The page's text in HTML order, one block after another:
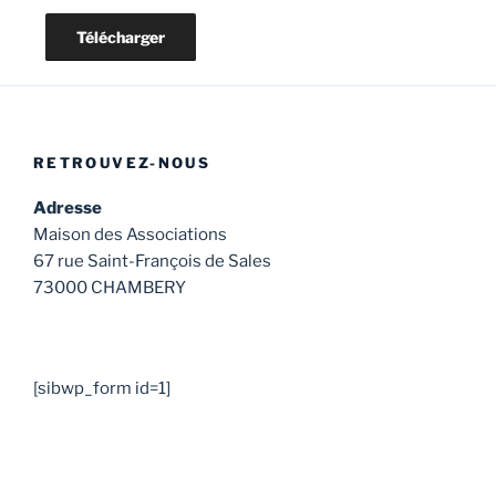
Télécharger
RETROUVEZ-NOUS
Adresse
Maison des Associations
67 rue Saint-François de Sales
73000 CHAMBERY
[sibwp_form id=1]